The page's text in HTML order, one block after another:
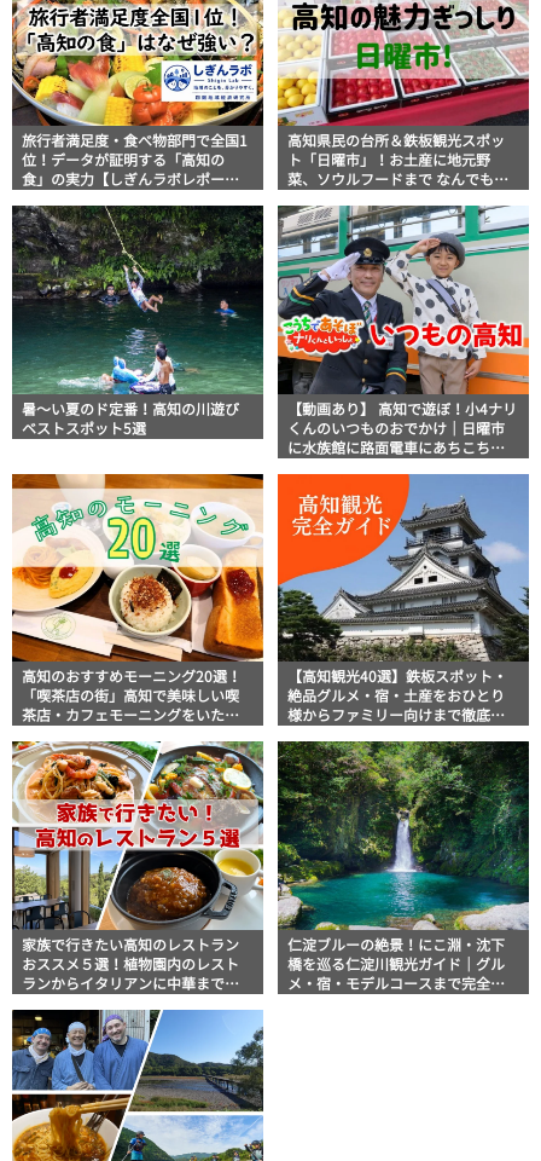
旅行者満足度・食べ物部門で全国1
位！データが証明する「高知の
食」の実力【しぎんラボレポー
高知県民の台所＆鉄板観光スポッ
ト「日曜市」！お土産に地元野
菜、ソウルフードまで なんでもそ
説！
暑～い夏のド定番！高知の川遊び
ベストスポット5選
【動画あり】 高知で遊ぼ！小4ナリ
くんのいつものおでかけ｜日曜市
に水族館に路面電車にあちこち巡
高知のおすすめモーニング20選！
「喫茶店の街」高知で美味しい喫
茶店・カフェモーニングをいただ
【高知観光40選】鉄板スポット・
絶品グルメ・宿・土産をおひとり
様からファミリー向けまで徹底解
家族で行きたい高知のレストラン
おススメ５選！植物園内のレスト
ランからイタリアンに中華まで楽
仁淀ブルーの絶景！にこ淵・沈下
橋を巡る仁淀川観光ガイド｜グル
メ・宿・モデルコースまで完全網